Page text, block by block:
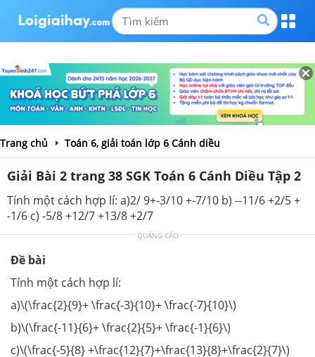
Trang chủ Toán 6, giải toán lớp 6 Cánh diều
Giải Bài 2 trang 38 SGK Toán 6 Cánh Diều Tập 2
Tính một cách hợp lí: a)2/ 9+-3/10 +-7/10 b) --11/6 +2/5 +
-1/6 c) -5/8 +12/7 +13/8 +2/7
QUẢNG CÁO
Đề bài
Tính một cách hợp lí:
a)\(\frac{2}{9}+ \frac{-3}{10}+ \frac{-7}{10}\)
b)\(\frac{-11}{6}+ \frac{2}{5}+ \frac{-1}{6}\)
c)\(\frac{-5}{8} +\frac{12}{7}+\frac{13}{8}+\frac{2}{7}\)